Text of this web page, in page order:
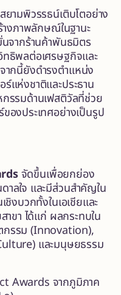
ามพิวรรธน์เติบโตอย่าง
างภาพลักษณ์ในฐานะ
จากร้านค้าพันธมิตร
ธิพลต่อเศรษฐกิจและ
ากนี้ยังดำรงตำแหน่ง
แห่งชาติและประธาน
รรมด้านเฟสติวัลที่ช่วย
องประเทศอย่างเป็นรูป
จัดขึ้นเพื่อยกย่อง
ลใจ และมีส่วนสำคัญใน
งบวกทั้งในเอเชียและ
ขา ได้แก่ ผลกระทบใน
กรรม (Innovation),
) และมนุษยธรรม
Awards จากภูมิภาค